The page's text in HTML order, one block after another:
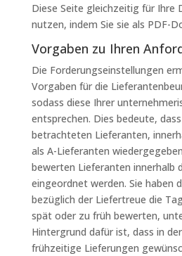
Diese Seite gleichzeitig für Ihre
nutzen, indem Sie sie als PDF-
Vorgaben zu Ihren
Die Forderungseinstellungen
Vorgaben für die
sodass diese Ihrer
entsprechen. Dies bedeute,
betrachteten Lieferanten,
als A-Lieferanten
bewerten Lieferanten innerhalb
eingeordnet werden. Sie haben
bezüglich der Liefertreue die
spät oder zu früh bewerten,
Hintergrund dafür ist, dass in
frühzeitige Lieferungen